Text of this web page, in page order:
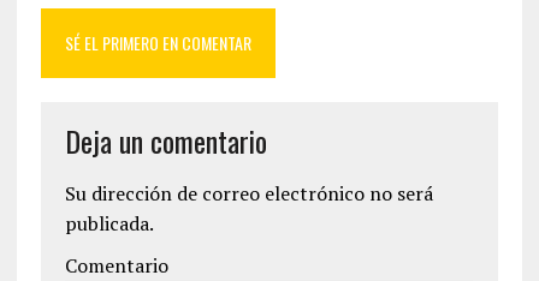
SÉ EL PRIMERO EN COMENTAR
Deja un comentario
Su dirección de correo electrónico no será
publicada.
Comentario